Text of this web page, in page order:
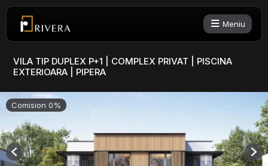
Meniu
VILA TIP DUPLEX P+1 | COMPLEX PRIVAT | PISCINA
EXTERIOARA | PIPERA
Comision 0%
Previous